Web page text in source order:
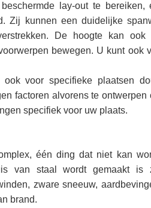
lay-out te
Zij kunnen een duidelijke
De hoogte kan
bewegen. U kunt ook
voor specifieke plaatsen
factoren alvorens te
specifiek voor uw plaats.
één ding dat niet kan
van staal wordt gemaakt
zware sneeuw,
brand.